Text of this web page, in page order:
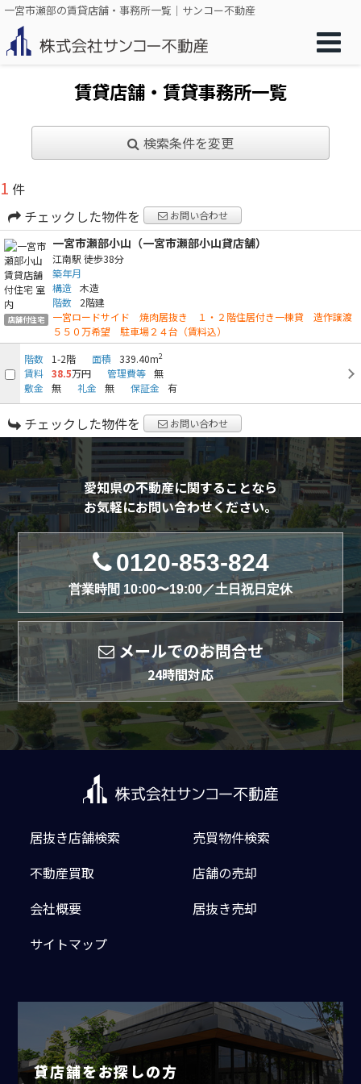
一宮市瀬部の賃貸店舗・事務所一覧｜サンコー不動産
賃貸店舗・賃貸事務所一覧
検索条件を変更
1 件
チェックした物件を
お問い合わせ
店舗付住宅
一宮市瀬部小山（一宮市瀬部小山貸店舗）
江南駅 徒歩38分
築年月
構造 木造
階数
2階建
一宮ロードサイド 焼肉居抜き １・２階住居付き一棟貸 造作譲渡
５５０万希望 駐車場２４台（賃料込）
階数
1-2階 面積 339.40m2
賃料 38.5万円 管理費等 無
敷金
無 礼金 無 保証金 有
チェックした物件を お問い合わせ
愛知県の不動産に関することなら
お気軽にお問い合わせください。
0120-853-824
営業時間 10:00〜19:00／土日祝日定休
メールでのお問合せ
24時間対応
居抜き店舗検索
売買物件検索
不動産買取
店舗の売却
会社概要
居抜き売却
サイトマップ
貸店舗をお探しの方